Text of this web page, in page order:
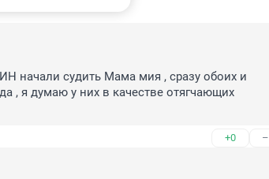
начали судить Мама мия , сразу обоих и
, я думаю у них в качестве отягчающих
+0